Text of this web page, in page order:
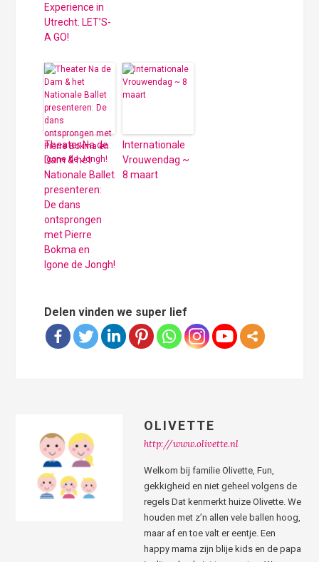
Experience in
Utrecht. LET’S-
A GO!
Theater Na de
Dam & het
Nationale Ballet
presenteren:
De dans
ontsprongen
met Pierre
Bokma en
Igone de Jongh!
Internationale
Vrouwendag ~
8 maart
Delen vinden we super lief
OLIVETTE
http://www.olivette.nl
Welkom bij familie Olivette, Fun,
gekkigheid en niet geheel volgens de
regels Dat kenmerkt huize Olivette. We
houden met z’n allen vele ballen hoog,
maar af en toe valt er eentje. Een
happy mama zijn blije kids en de papa